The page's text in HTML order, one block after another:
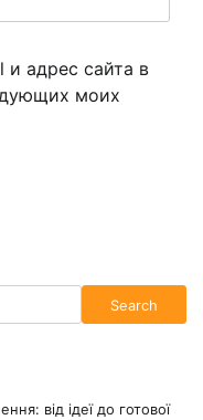
адрес сайта в
моих
Search
від ідеї до готової